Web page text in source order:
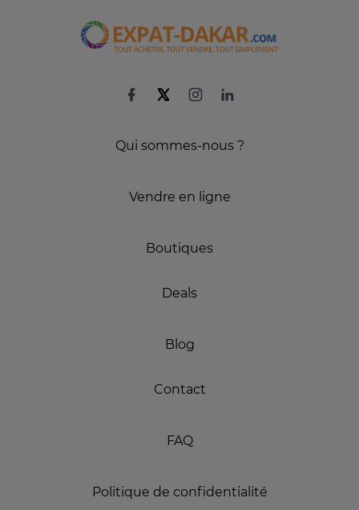
Qui sommes-nous ?
Vendre en ligne
Boutiques
Deals
Blog
Contact
FAQ
Politique de confidentialité